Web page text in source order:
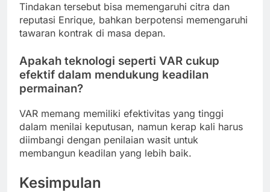
Tindakan tersebut bisa memengaruhi citra dan
reputasi Enrique, bahkan berpotensi memengaruhi
tawaran kontrak di masa depan.
Apakah teknologi seperti VAR cukup
efektif dalam mendukung keadilan
permainan?
VAR memang memiliki efektivitas yang tinggi
dalam menilai keputusan, namun kerap kali harus
diimbangi dengan penilaian wasit untuk
membangun keadilan yang lebih baik.
Kesimpulan